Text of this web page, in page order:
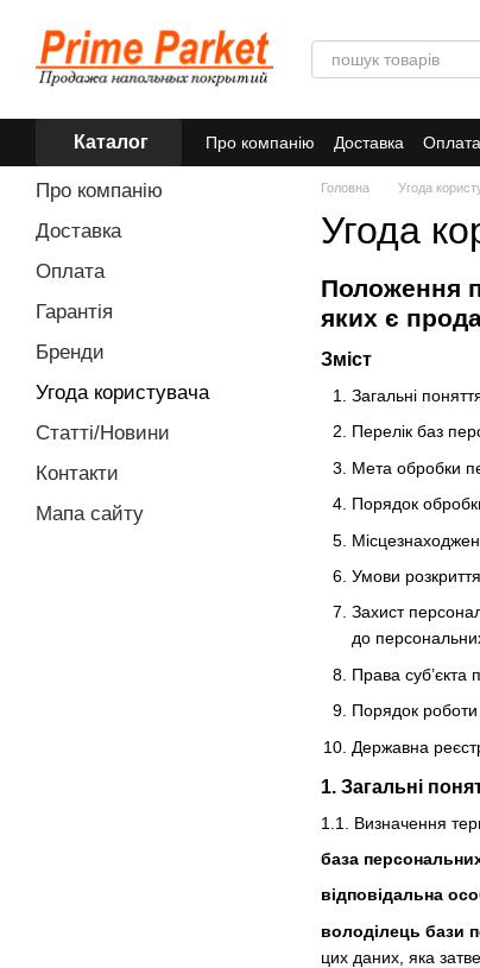
Каталог Про компанію Доставка Оплата
Головна Угода
Угода
Положення
яких є
Зміст
Загальні
Перелік баз
Мета обробки
Порядок
Умови
Захист
до
Права суб’єкта
Порядок
Державна
1. Загальні
1.1. Визначення
база
відповідальна
володілець бази
цих даних, яка
Про компанію
Доставка
Оплата
Гарантія
Бренди
Угода користувача
Статті/Новини
Контакти
Мапа сайту